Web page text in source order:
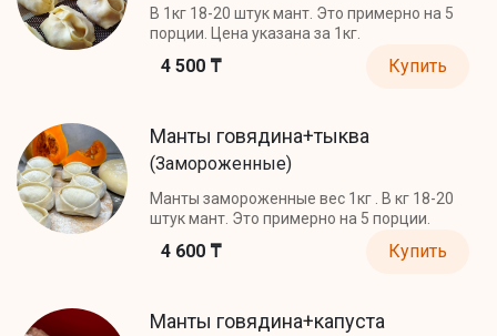
В 1кг 18-20 штук мант. Это примерно на 5
порции. Цена указана за 1кг.
4 500 ₸ Купить
Манты говядина+тыква
(Замороженные)
Манты замороженные вес 1кг . В кг 18-20
штук мант. Это примерно на 5 порции.
4 600 ₸ Купить
Манты говядина+капуста